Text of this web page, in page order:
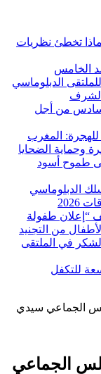
تخطئ نظريات
الخامس
المؤسسة الدبلوماسية تنظم الدورة 156 للملتقى الدبلوماسي
من أجل
للهجرة: المغرب
وحماية الضحايا
طموح أسود
الدبلوماسي
“إعلان طفولة
من التجنيد
في الملتقى
للتكفل
الجماعي سيدي
الجماعي